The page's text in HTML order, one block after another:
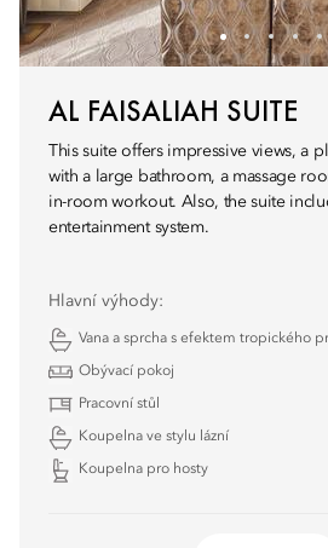
AL FAISALIAH SUITE
This suite offers impressive views, a
with a large bathroom, a massage
in-room workout. Also, the suite
entertainment system.
Hlavní výhody:
Vana a sprcha s efektem tropického
Obývací pokoj
Pracovní stůl
Koupelna ve stylu lázní
Koupelna pro hosty